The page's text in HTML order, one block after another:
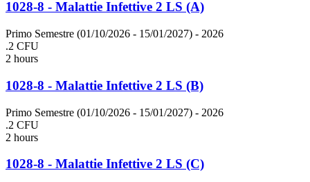
1028-8 - Malattie Infettive 2 LS (A)
Primo Semestre (01/10/2026 - 15/01/2027) - 2026
.2 CFU
2 hours
1028-8 - Malattie Infettive 2 LS (B)
Primo Semestre (01/10/2026 - 15/01/2027) - 2026
.2 CFU
2 hours
1028-8 - Malattie Infettive 2 LS (C)